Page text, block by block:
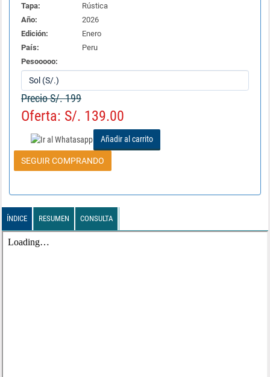
Tapa:
Rústica
Año:
2026
Edición:
Enero
País:
Peru
Pesooooo:
Precio S/. 199
Oferta: S/. 139.00
Añadir al carrito
SEGUIR COMPRANDO
ÍNDICE RESUMEN CONSULTA